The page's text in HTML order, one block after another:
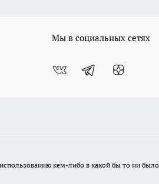
Мы в социальных сетях
кем-либо в какой бы то ни